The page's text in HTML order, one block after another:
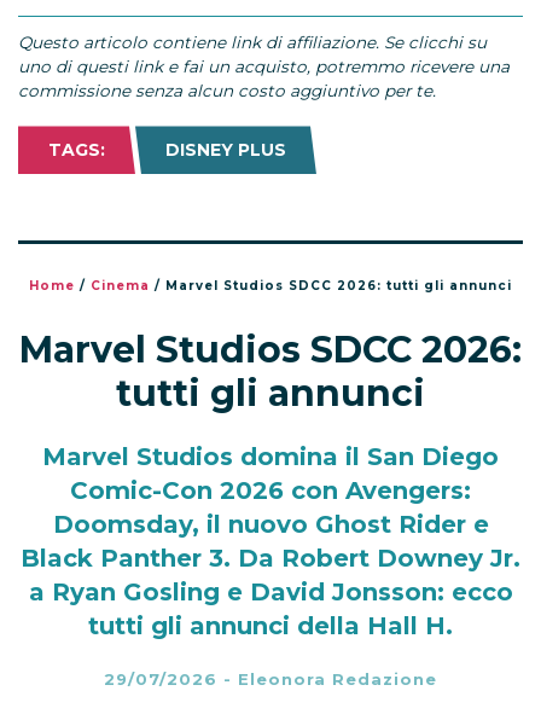
Questo articolo contiene link di affiliazione. Se clicchi su
uno di questi link e fai un acquisto, potremmo ricevere una
commissione senza alcun costo aggiuntivo per te.
TAGS: DISNEY PLUS
Home / Cinema / Marvel Studios SDCC 2026: tutti gli annunci
Marvel Studios SDCC 2026:
tutti gli annunci
Marvel Studios domina il San Diego
Comic-Con 2026 con Avengers:
Doomsday, il nuovo Ghost Rider e
Black Panther 3. Da Robert Downey Jr.
a Ryan Gosling e David Jonsson: ecco
tutti gli annunci della Hall H.
29/07/2026 - Eleonora Redazione